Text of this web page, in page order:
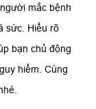
mắc bệnh
sức. Hiểu rõ
bạn chủ động
hiểm. Cùng